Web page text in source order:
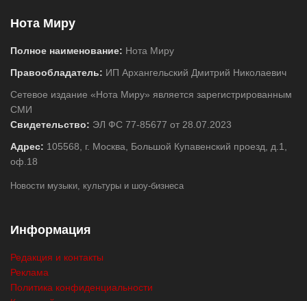
Нота Миру
Полное наименование: Нота Миру
Правообладатель: ИП Архангельский Дмитрий Николаевич
Сетевое издание «Нота Миру» является зарегистрированным
СМИ
Свидетельство: ЭЛ ФС 77-85677 от 28.07.2023
Адрес: 105568, г. Москва, Большой Купавенский проезд, д.1,
оф.18
Новости музыки, культуры и шоу-бизнеса
Информация
Редакция и контакты
Реклама
Политика конфиденциальности